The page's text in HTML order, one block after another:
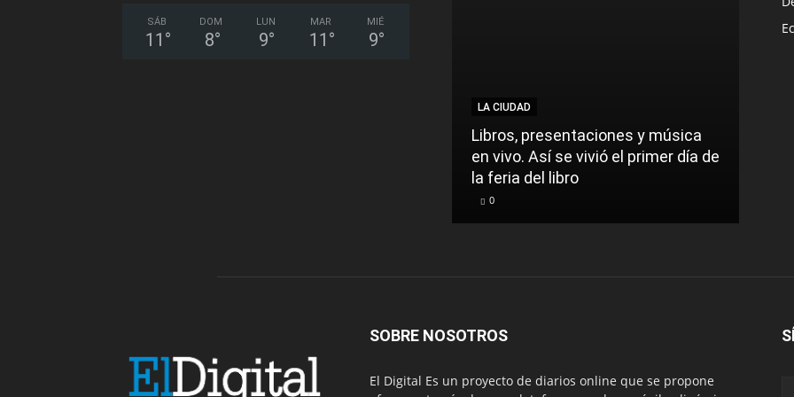
SÁB
11 °
DOM
8°
LUN
9°
MAR
11 °
MIÉ
9°
LA CIUDAD
Libros, presentaciones y música
en vivo. Así se vivió el primer día de
la feria del libro
0
SOBRE NOSOTROS
El Digital Es un proyecto de diarios online que se propone